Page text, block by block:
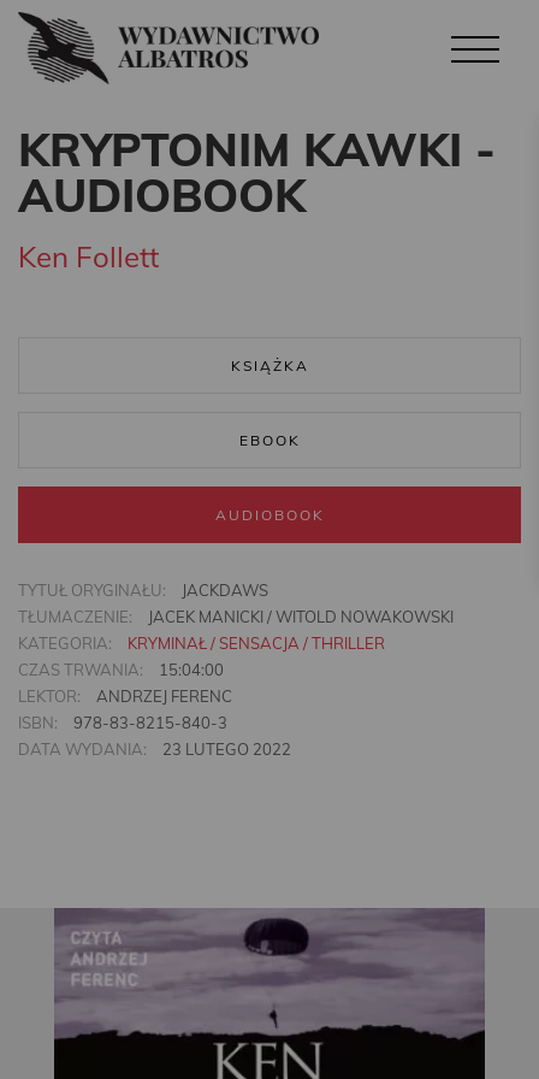
KRYPTONIM KAWKI -
AUDIOBOOK
Ken Follett
KSIĄŻKA
EBOOK
AUDIOBOOK
TYTUŁ ORYGINAŁU:
JACKDAWS
TŁUMACZENIE:
JACEK MANICKI / WITOLD NOWAKOWSKI
KATEGORIA:
KRYMINAŁ / SENSACJA / THRILLER
CZAS TRWANIA:
15:04:00
LEKTOR:
ANDRZEJ FERENC
ISBN:
978-83-8215-840-3
DATA WYDANIA:
23 LUTEGO 2022